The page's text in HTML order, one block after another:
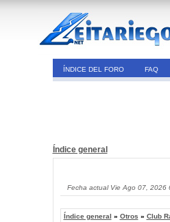
ÍNDICE DEL FORO FAQ
Índice general
Fecha actual Vie Ago 07, 2026
Índice general » Otros » Club